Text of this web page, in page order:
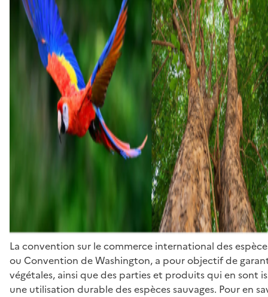
La convention sur le commerce international des
ou Convention de Washington, a pour objectif de
végétales, ainsi que des parties et produits qui en sont
une utilisation durable des espèces sauvages. Pour en